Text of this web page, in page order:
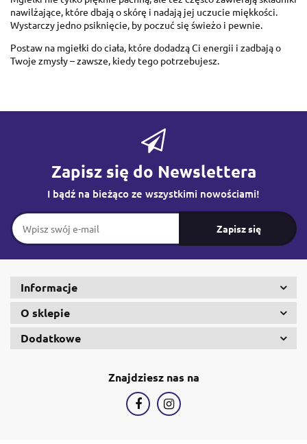
nawilżające, które dbają o skórę i nadają jej uczucie miękkości.
Wystarczy jedno psiknięcie, by poczuć się świeżo i pewnie.
Postaw na mgiełki do ciała, które dodadzą Ci energii i zadbają o
Twoje zmysły – zawsze, kiedy tego potrzebujesz.
Zapisz się do Newslettera
I bądź na bieżąco ze wszystkimi nowościami!
Informacje
O sklepie
Dodatkowe
Znajdziesz nas na